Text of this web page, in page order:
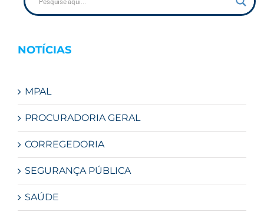
NOTÍCIAS
MPAL
PROCURADORIA GERAL
CORREGEDORIA
SEGURANÇA PÚBLICA
SAÚDE